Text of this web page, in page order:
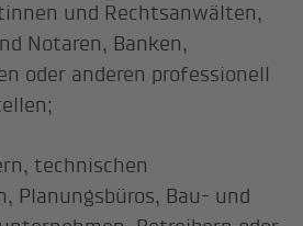
und Rechtsanwälten,
Notaren, Banken,
oder anderen professionell
technischen
Planungsbüros, Bau- und